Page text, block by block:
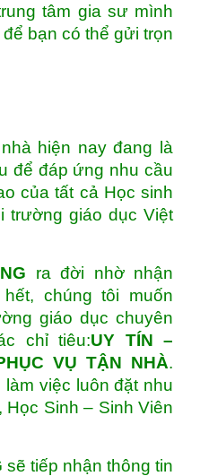
tâm gia sư mình
bạn có thể gửi trọn
hiện nay đang là
để đáp ứng nhu cầu
của tất cả Học sinh
trường giáo dục Việt
ra đời nhờ nhận
chúng tôi muốn
giáo dục chuyên
chỉ tiêu:UY TÍN –
VỤ TẬN NHÀ.
việc luôn đặt nhu
Sinh – Sinh Viên
sẽ tiếp nhận thông tin